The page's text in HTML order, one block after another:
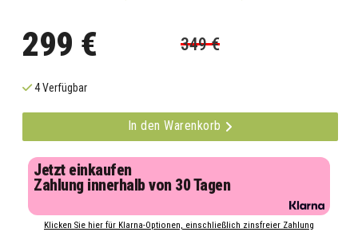
299 € 349 €
4 Verfügbar
In den Warenkorb
Jetzt einkaufen
Zahlung innerhalb von 30 Tagen
Klicken Sie hier für Klarna-Optionen, einschließlich zinsfreier Zahlung